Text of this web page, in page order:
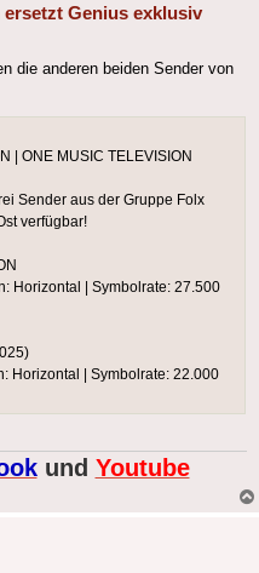
Genius exklusiv
die anderen beiden Sender von
| ONE MUSIC TELEVISION
Sender aus der Gruppe Folx
verfügbar!
Horizontal | Symbolrate: 27.500
Horizontal | Symbolrate: 22.000
und Youtube